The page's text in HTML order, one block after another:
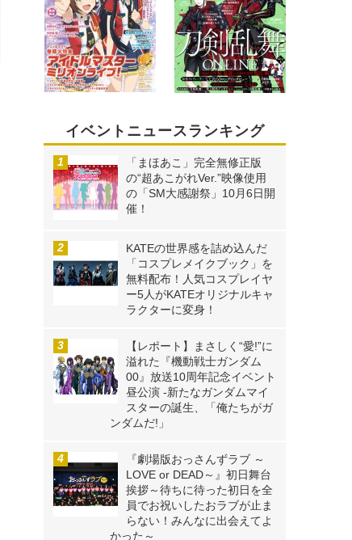
イベントニュースランキング
「まほあこ」完全無修正版
の“超あこがれVer.”映像使用
の「SM大感謝祭」10月6日開
催！
KATEの世界感を詰め込んだ
「コスプレメイクブック」を
無料配布！人気コスプレイヤ
ー5人がKATEオリジナルキャ
ラクターに変身！
【レポート】まさしく“愛!”に
溢れた『機動戦士ガンダム
00』放送10周年記念イベント
昼公演 -新たなガンダムマイ
スターの誕生、「俺たちがガ
ンダムだ!」
『劇場版おっさんずラブ ～
LOVE or DEAD～』初日舞台
挨拶～待ちに待った初日を全
員でお祝いしたおラブが止ま
らない！みんなに出会えてよ
かった～